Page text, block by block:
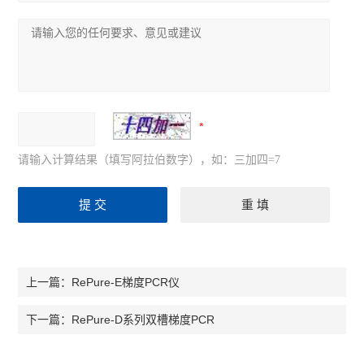
请输入计算结果（填写阿拉伯数字），如：三加四=7
上一篇： RePure-E梯度PCR仪
下一篇： RePure-D系列双槽梯度PCR